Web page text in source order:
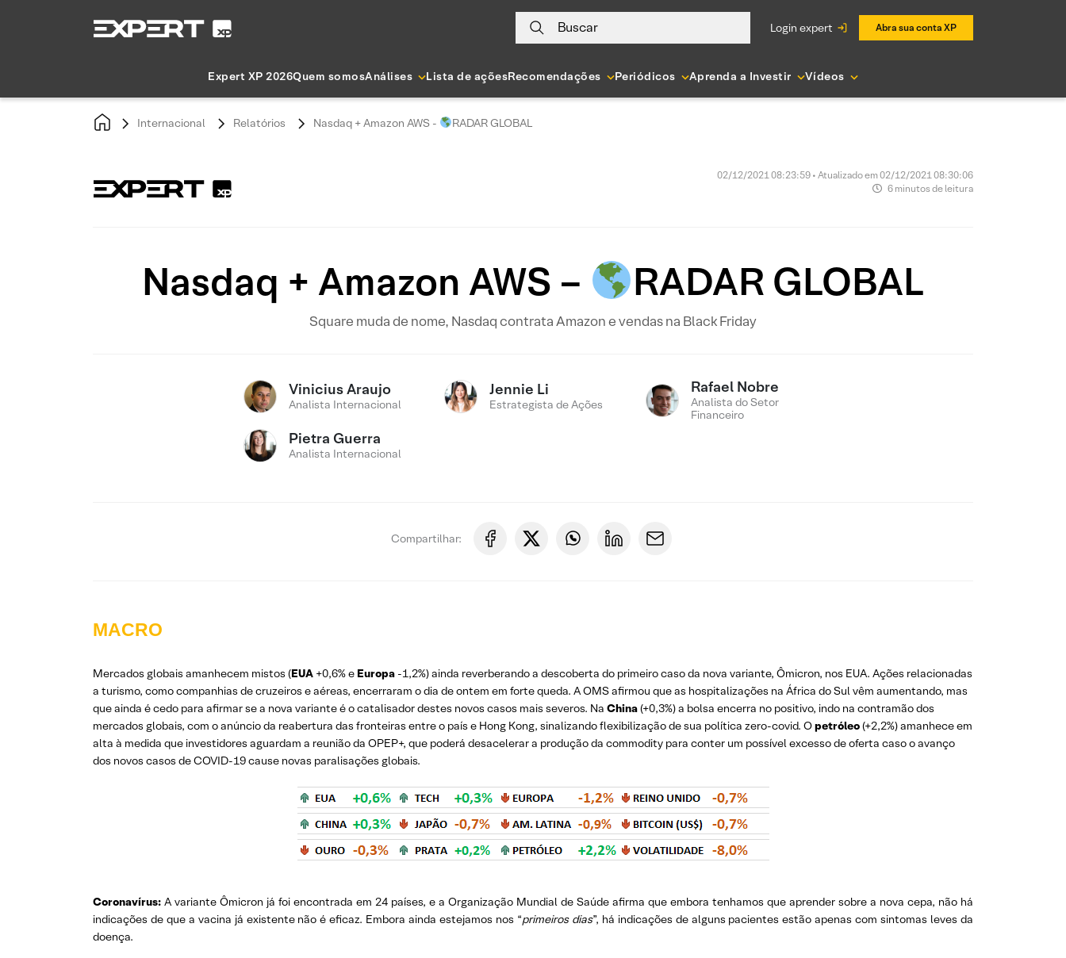
Buscar login expert Abra sua conta XP
Expert XP 2026Quem somosAnálises Lista de açõesRecomendações Periódicos Aprenda a Investir Vídeos
Internacional Relatórios Nasdaq + Amazon AWS - RADAR GLOBAL
02/12/2021 08:23:59 • Atualizado em 02/12/2021 08:30:06
6 minutos de leitura
Nasdaq + Amazon AWS – RADAR GLOBAL
Square muda de nome, Nasdaq contrata Amazon e vendas na Black Friday
Vinicius Araujo
Analista Internacional
Jennie Li
Estrategista de Ações
Rafael Nobre
Analista do Setor
Financeiro
Pietra Guerra
Analista Internacional
Compartilhar:
MACRO
Mercados globais amanhecem mistos (EUA +0,6% e Europa -1,2%) ainda reverberando a descoberta do primeiro caso da nova variante, Ômicron, nos EUA. Ações relacionadas
a turismo, como companhias de cruzeiros e aéreas, encerraram o dia de ontem em forte queda. A OMS afirmou que as hospitalizações na África do Sul vêm aumentando, mas
que ainda é cedo para afirmar se a nova variante é o catalisador destes novos casos mais severos. Na China(+0,3%) a bolsa encerra no positivo, indo na contramão dos
mercados globais, com o anúncio da reabertura das fronteiras entre o país e Hong Kong, sinalizando flexibilização de sua política zero-covid. Opetróleo(+2,2%) amanhece em
alta à medida que investidores aguardam a reunião da OPEP+, que poderá desacelerar a produção da commodity para conter um possível excesso de oferta caso o avanço
dos novos casos de COVID-19 cause novas paralisações globais.
Coronavírus: A variante Ômicron já foi encontrada em 24 países, e a Organização Mundial de Saúde afirma que embora tenhamos que aprender sobre a nova cepa, não há
indicações de que a vacina já existente não é eficaz. Embora ainda estejamos nos “primeiros dias”, há indicações de alguns pacientes estão apenas com sintomas leves da
doença.